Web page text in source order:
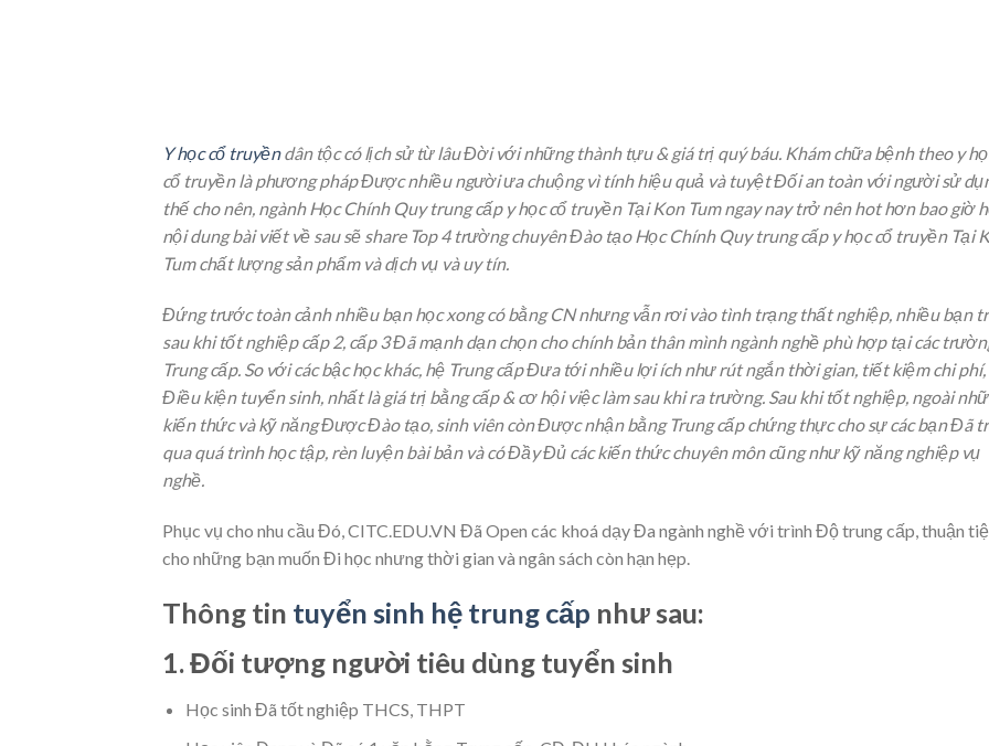
Y học cổ truyềndân tộc có lịch sử từ lâu Đời với những thành tựu & giá trị quý báu. Khám chữa bệnh theo y
cổ truyền là phương pháp Được nhiều người ưa chuộng vì tính hiệu quả và tuyệt Đối an toàn với người sử
thế cho nên, ngành Học Chính Quy trung cấp y học cổ truyền Tại Kon Tum ngay nay trở nên hot hơn bao giờ
nội dung bài viết về sau sẽ share Top 4 trường chuyên Đào tạo Học Chính Quy trung cấp y học cổ truyền Tại
Tum chất lượng sản phẩm và dịch vụ và uy tín.
Đứng trước toàn cảnh nhiều bạn học xong có bằng CN nhưng vẫn rơi vào tình trạng thất nghiệp, nhiều bạn
sau khi tốt nghiệp cấp 2, cấp 3 Đã mạnh dạn chọn cho chính bản thân mình ngành nghề phù hợp tại các
Trung cấp. So với các bậc học khác, hệ Trung cấp Đưa tới nhiều lợi ích như rút ngắn thời gian, tiết kiệm chi phí,
Điều kiện tuyển sinh, nhất là giá trị bằng cấp & cơ hội việc làm sau khi ra trường. Sau khi tốt nghiệp, ngoài
kiến thức và kỹ năng Được Đào tạo, sinh viên còn Được nhận bằng Trung cấp chứng thực cho sự các bạn Đã
qua quá trình học tập, rèn luyện bài bản và có Đầy Đủ các kiến thức chuyên môn cũng như kỹ năng nghiệp vụ
nghề.
Phục vụ cho nhu cầu Đó, CITC.EDU.VN Đã Open các khoá dạy Đa ngành nghề với trình Độ trung cấp, thuận
cho những bạn muốn Đi học nhưng thời gian và ngân sách còn hạn hẹp.
Thông tin tuyển sinh hệ trung cấp như sau:
1. Đối tượng người tiêu dùng tuyển sinh
Học sinh Đã tốt nghiệp THCS, THPT